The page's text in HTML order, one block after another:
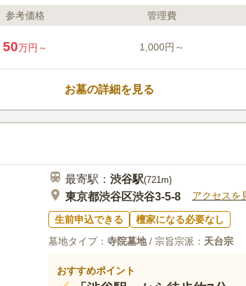
ライフドット編集部のコメント
る由緒あるお寺です。 施設
に、管理棟や売店そして駐車
は供花やお線香を販売してい
き便利です。 また境内の墓地
おり、車椅子の方やベービー
参考価格 管理費
50万円～ 1,000円～
お墓の詳細を見る
最寄駅： 渋谷駅(721m)
東京都渋谷区渋谷3-5-8 アクセスを
生前申込できる
檀家になる必要なし
墓地タイプ： 寺院墓地/ 宗旨宗派： 天台宗
おすすめポイント